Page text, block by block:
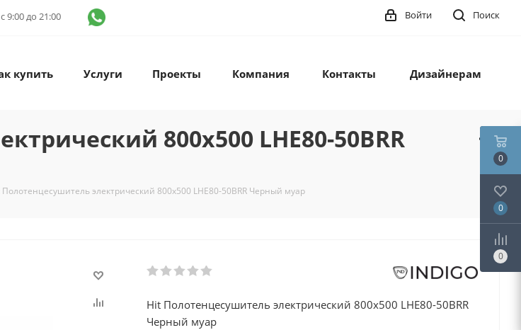
с 9:00 до 21:00 Поиск
Войти
купить Услуги Проекты Компания Контакты Дизайнерам
800х500 LHE80-50BRR
Полотенцесушитель электрический 800х500 LHE80-50BRR Черный муар
Hit Полотенцесушитель электрический 800х500 LHE80-50BRR
Черный муар
0
0
0